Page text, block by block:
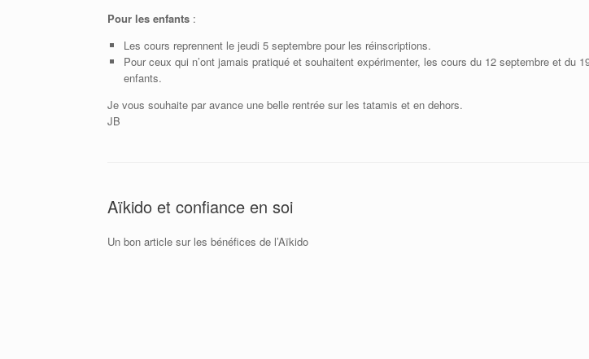
Pour les enfants :
Les cours reprennent le jeudi 5 septembre pour les réinscriptions.
Pour ceux qui n’ont jamais pratiqué et souhaitent expérimenter, les cours du 12 septembre et
enfants.
Je vous souhaite par avance une belle rentrée sur les tatamis et en dehors.
JB
Aïkido et confiance en soi
Un bon article sur les bénéfices de l’Aïkido